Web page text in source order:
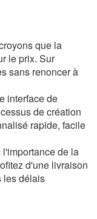
que la
le prix. Sur
sans renoncer à
interface de
de création
rapide, facile
de la
d'une livraison
les délais